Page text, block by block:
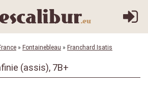
» Fontainebleau » Franchard Isatis
(assis), 7B+